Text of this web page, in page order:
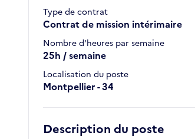
Type de contrat
Contrat de mission intérimaire
Nombre d'heures par semaine
25h / semaine
Localisation du poste
Montpellier - 34
Description du poste